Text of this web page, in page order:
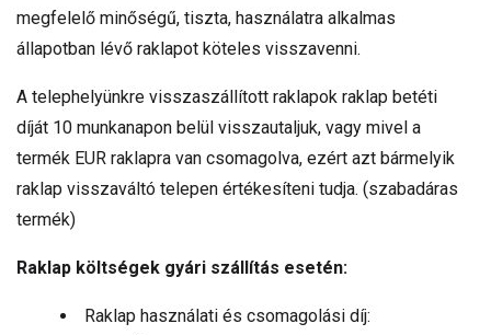
megfelelő minőségű, tiszta, használatra alkalmas
állapotban lévő raklapot köteles visszavenni.
A telephelyünkre visszaszállított raklapok raklap betéti
díját 10 munkanapon belül visszautaljuk, vagy mivel a
termék EUR raklapra van csomagolva, ezért azt bármelyik
raklap visszaváltó telepen értékesíteni tudja. (szabadáras
termék)
Raklap költségek gyári szállítás esetén:
Raklap használati és csomagolási díj: